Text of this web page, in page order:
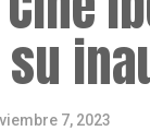
7, 2023